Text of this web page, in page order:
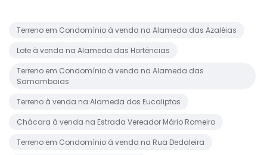
Terreno em Condomínio à venda na Alameda das Azaléias
Lote à venda na Alameda das Hortências
Terreno em Condomínio à venda na Alameda das
Samambaias
Terreno à venda na Alameda dos Eucaliptos
Chácara à venda na Estrada Vereador Mário Romeiro
Terreno em Condomínio à venda na Rua Dedaleira